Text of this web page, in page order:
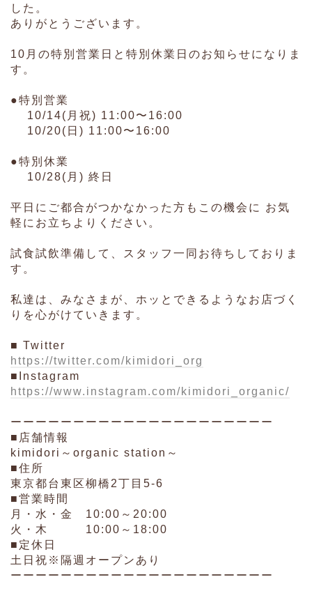
した。
ありがとうございます。
10月の特別営業日と特別休業日のお知らせになりま
す。
●特別営業
10/14(月祝) 11:00〜16:00
10/20(日) 11:00〜16:00
●特別休業
10/28(月) 終日
平日にご都合がつかなかった方もこの機会に お気
軽にお立ちよりください。
試食試飲準備して、スタッフ一同お待ちしておりま
す。
私達は、みなさまが、ホッとできるようなお店づく
りを心がけていきます。
■ Twitter
https://twitter.com/kimidori_org
■Instagram
https://www.instagram.com/kimidori_organic/
ーーーーーーーーーーーーーーーーーーーーー
■店舗情報
kimidori～organic station～
■住所
東京都台東区柳橋2丁目5-6
■営業時間
月・水・金 10:00～20:00
火・木 10:00～18:00
■定休日
土日祝※隔週オープンあり
ーーーーーーーーーーーーーーーーーーーーー